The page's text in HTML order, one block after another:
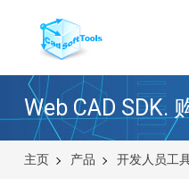
Web CAD SDK.
主页 产品 开发人员工